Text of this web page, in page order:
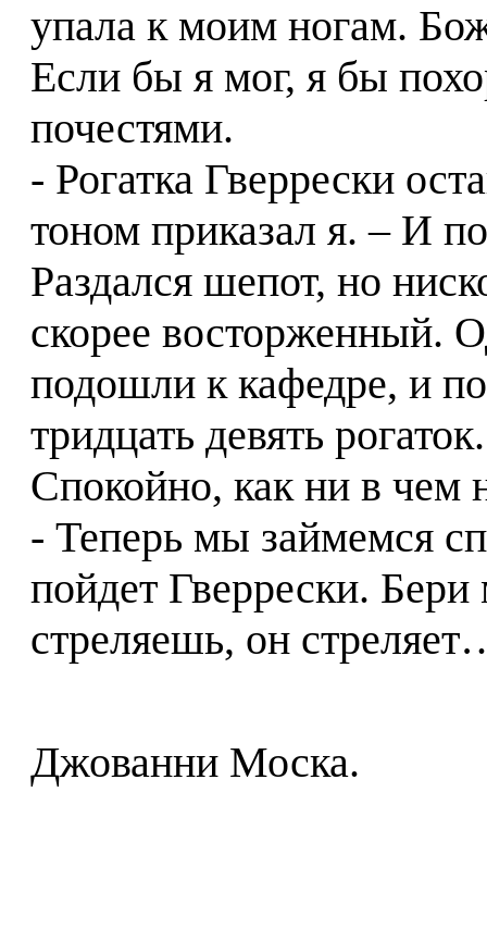
упала к моим ногам.
Если бы я мог, я бы
почестями.
- Рогатка Гверрески
тоном приказал я. – И
Раздался шепот, но
скорее восторженный.
подошли к кафедре, и
тридцать девять рогаток.
Спокойно, как ни в чем
- Теперь мы займемся
пойдет Гверрески.
стреляешь, он
Джованни Моска.